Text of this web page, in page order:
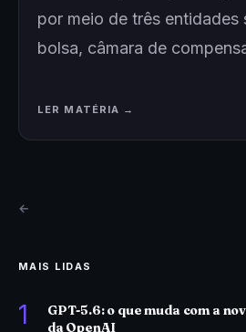
por meio de três
bolsa, câmara de
LER MATÉRIA →
←
MAIS LIDAS
1
GPT-5.6: o que muda com a
da OpenAI